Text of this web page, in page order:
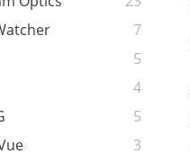
7
5
4
5
3